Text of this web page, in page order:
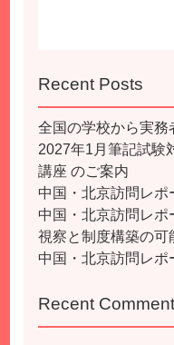
送
Recent Posts
全国の学校から実務
2027年1月筆記試験
講座 のご案内
中国・北京訪問レポ
中国・北京訪問レ
視察と制度構築の可
中国・北京訪問レポ
Recent